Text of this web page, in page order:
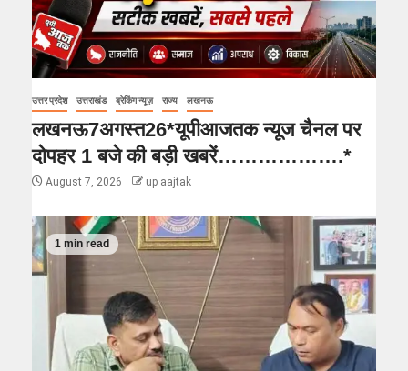
उत्तर प्रदेश उत्तराखंड ब्रेकिंग न्यूज़ राज्य लखनऊ
लखनऊ7अगस्त26*यूपीआजतक न्यूज चैनल पर
दोपहर 1 बजे की बड़ी खबरें……………….*
August 7, 2026 up aajtak
1 min read